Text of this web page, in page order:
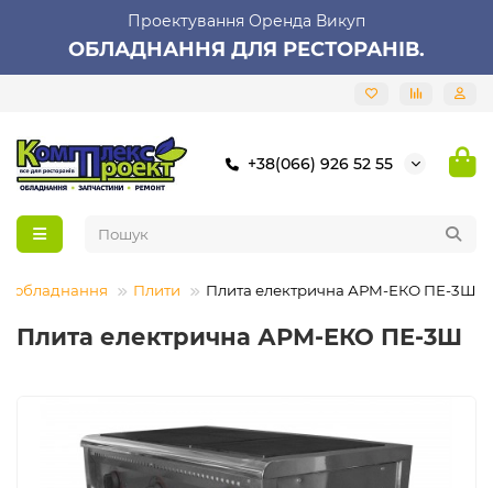
Проектування Оренда Викуп
ОБЛАДНАННЯ ДЛЯ РЕСТОРАНІВ.
+38(066) 926 52 55
обладнання Плити Плита електрична АРМ-ЕКО ПЕ-3Ш
Плита електрична АРМ-ЕКО ПЕ-3Ш